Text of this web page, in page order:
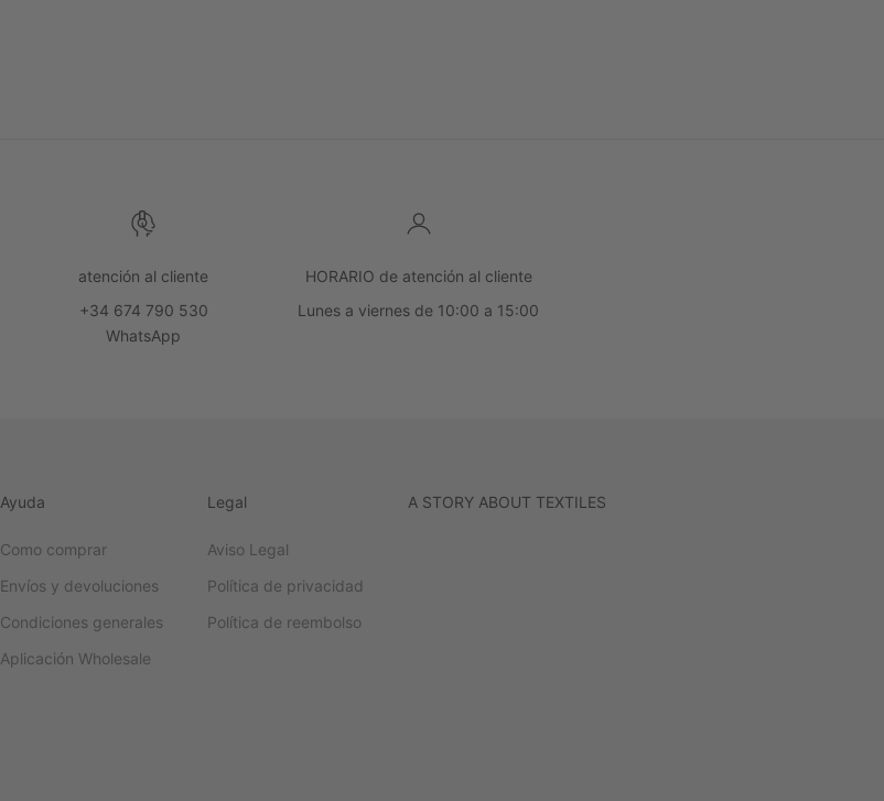
atención al cliente
+34 674 790 530
WhatsApp
HORARIO de atención al cliente
Lunes a viernes de 10:00 a 15:00
Ayuda
Como comprar
Envíos y devoluciones
Condiciones generales
Aplicación Wholesale
Legal
Aviso Legal
Política de privacidad
Política de reembolso
A STORY ABOUT TEXTILES